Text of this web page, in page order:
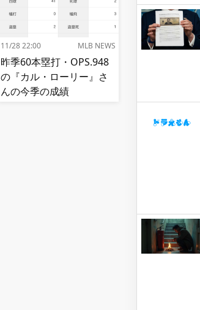
11/28 22:00 MLB NEWS
昨季60本塁打・OPS.948
の『カル・ローリー』さ
んの今季の成績